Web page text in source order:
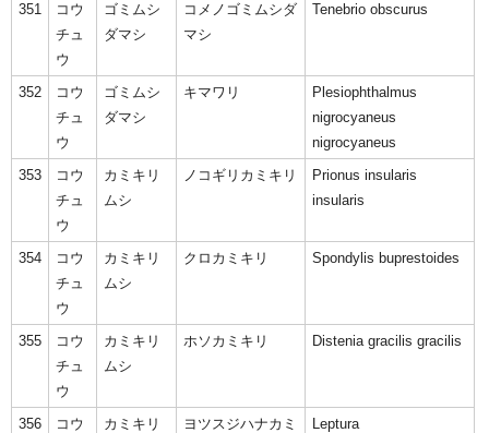
351
コウ
チュ
ウ
ゴミムシ
ダマシ
コメノゴミムシダ
マシ
Tenebrio obscurus
352
コウ
チュ
ウ
ゴミムシ
ダマシ
キマワリ
Plesiophthalmus
nigrocyaneus
nigrocyaneus
353
コウ
チュ
ウ
カミキリ
ムシ
ノコギリカミキリ
Prionus insularis
insularis
354
コウ
チュ
ウ
カミキリ
ムシ
クロカミキリ Spondylis buprestoides
355
コウ
チュ
ウ
カミキリ
ムシ
ホソカミキリ Distenia gracilis gracilis
356
コウ
カミキリ
ヨツスジハナカミ
Leptura